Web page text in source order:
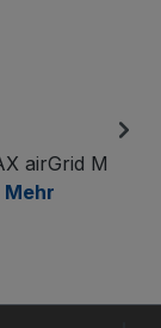
airGrid M
Mehr